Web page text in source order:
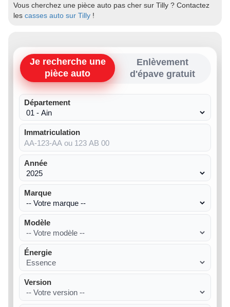
Vous cherchez une pièce auto pas cher sur Tilly ? Contactez
les casses auto sur Tilly !
Je recherche une
pièce auto
Enlèvement
d'épave gratuit
Département
Immatriculation
Année
Marque
Modèle
Énergie
Version